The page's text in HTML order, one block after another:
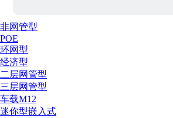
非网管型
POE
环网型
经济型
二层网管型
三层网管型
车载M12
迷你型嵌入式